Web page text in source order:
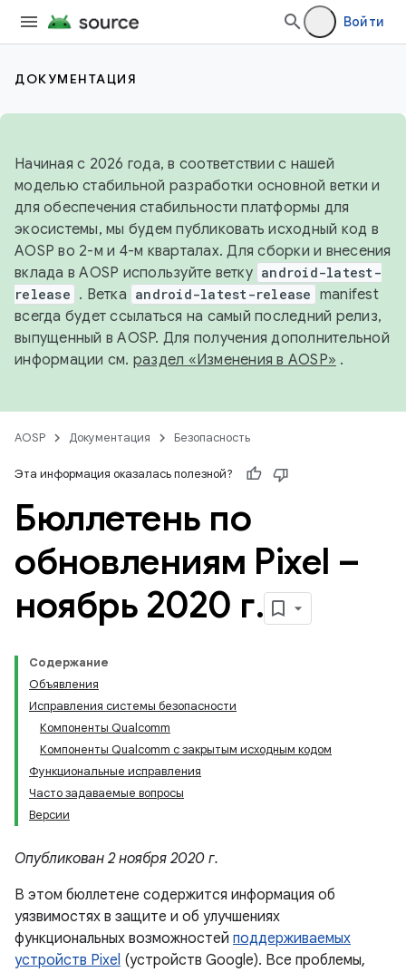
Войти
ДОКУМЕНТАЦИЯ
Начиная с 2026 года, в соответствии с нашей
моделью стабильной разработки основной ветки и
для обеспечения стабильности платформы для
экосистемы, мы будем публиковать исходный код в
AOSP во 2-м и 4-м кварталах. Для сборки и внесения
вклада в AOSP используйте ветку android-latest-
release . Ветка android-latest-release manifest
всегда будет ссылаться на самый последний релиз,
выпущенный в AOSP. Для получения дополнительной
информации см. раздел «Изменения в AOSP» .
AOSP Документация Безопасность
Эта информация оказалась полезной?
Бюллетень по
обновлениям Pixel –
ноябрь 2020 г.
Содержание
Объявления
Исправления системы безопасности
Компоненты Qualcomm
Компоненты Qualcomm с закрытым исходным кодом
Функциональные исправления
Часто задаваемые вопросы
Версии
Опубликован 2 ноября 2020 г.
В этом бюллетене содержится информация об
уязвимостях в защите и об улучшениях
функциональных возможностей поддерживаемых
устройств Pixel (устройств Google). Все проблемы,